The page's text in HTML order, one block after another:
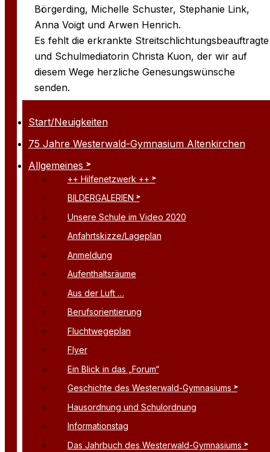
Start/Neuigkeiten
75 Jahre Westerwald-Gymnasium Altenkirchen
Allgemeines
++ Hilfenetzwerk ++
BILDERGALERIEN
Unsere Schule im Video 2020
Anfahrtskizze/Lageplan
Anmeldung
Aufenthaltsräume
Aus der Luft …
Berufsorientierung
Fluchtwegeplan
Flyer
Ein Blick in das „Forum“
Geschichte des Westerwald-Gymnasiums
Hausordnung und Schulordnung
Informationstag
Das Jahrbuch des Westerwald-Gymnasiums
Börgerding, Michelle Schuster, Stephanie Link,
Anna Voigt und Arwen Henrich.
Es fehlt die erkrankte Streitschlichtungsbeauftragte
und Schulmediatorin Christa Kuon, der wir auf
diesem Wege herzliche Genesungswünsche
senden.